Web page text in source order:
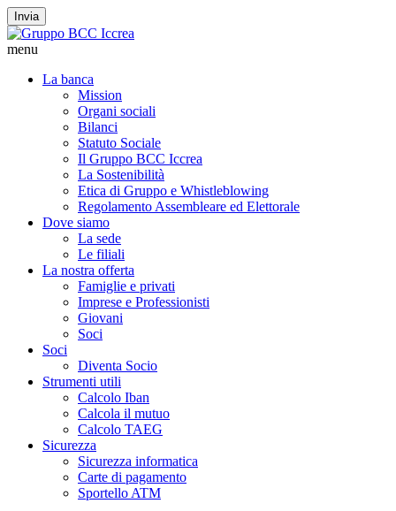
Invia
menu
La banca
Mission
Organi sociali
Bilanci
Statuto Sociale
Il Gruppo BCC Iccrea
La Sostenibilità
Etica di Gruppo e Whistleblowing
Regolamento Assembleare ed Elettorale
Dove siamo
La sede
Le filiali
La nostra offerta
Famiglie e privati
Imprese e Professionisti
Giovani
Soci
Soci
Diventa Socio
Strumenti utili
Calcolo Iban
Calcola il mutuo
Calcolo TAEG
Sicurezza
Sicurezza informatica
Carte di pagamento
Sportello ATM